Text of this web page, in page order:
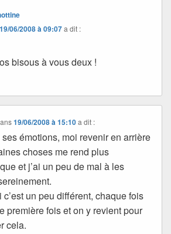
19/06/2008 à 09:07a dit :
bisous à vous deux !
19/06/2008 à 15:10 a dit :
émotions, moi revenir en arrière
choses me rend plus
et j’ai un peu de mal à les
c’est un peu différent, chaque fois
première fois et on y revient pour
cela.